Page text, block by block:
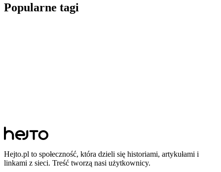
Popularne tagi
Hejto.pl to społeczność, która dzieli się historiami, artykułami i
linkami z sieci. Treść tworzą nasi użytkownicy.